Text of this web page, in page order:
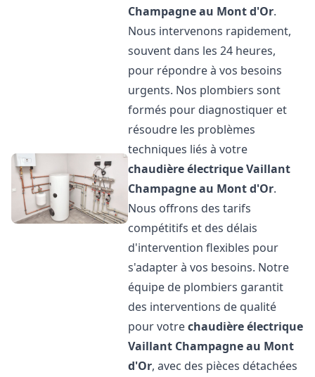
Champagne au Mont d'Or.
Nous intervenons rapidement,
souvent dans les 24 heures,
pour répondre à vos besoins
urgents. Nos plombiers sont
formés pour diagnostiquer et
résoudre les problèmes
techniques liés à votre
chaudière électrique Vaillant
Champagne au Mont d'Or.
Nous offrons des tarifs
compétitifs et des délais
d'intervention flexibles pour
s'adapter à vos besoins. Notre
équipe de plombiers garantit
des interventions de qualité
pour votrechaudière électrique
Vaillant Champagne au Mont
d'Or, avec des pièces détachées